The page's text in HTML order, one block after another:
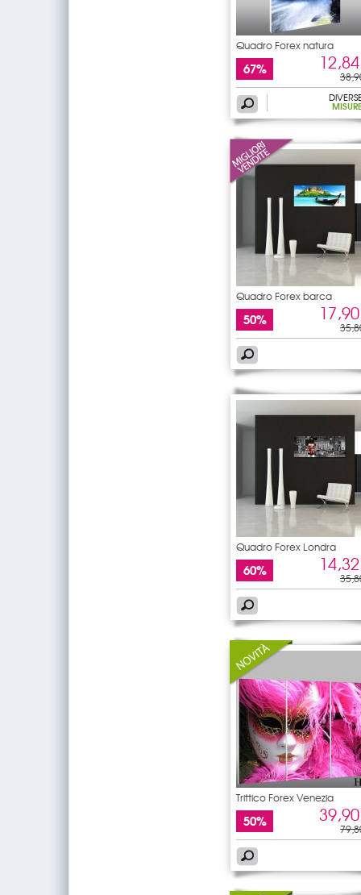
Quadro Forex natura
67%
Quadro Forex barca
50%
Quadro Forex Londra
60%
Trittico Forex Venezia
50%